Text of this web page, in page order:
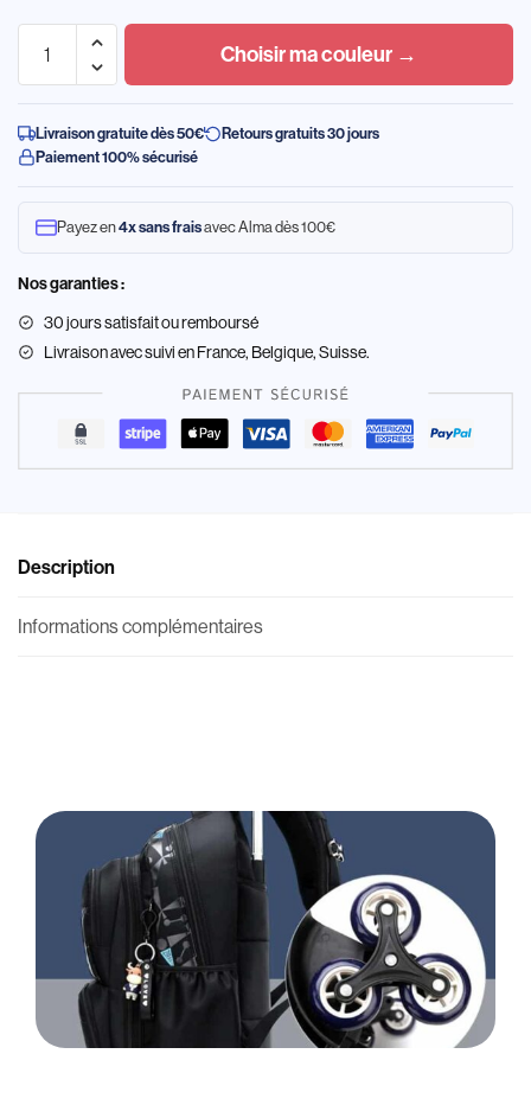
Choisir ma couleur →
Livraison gratuite dès 50€
Retours gratuits 30 jours
Paiement 100% sécurisé
Payez en4x sans fraisavec Alma dès 100€
Nos garanties :
30 jours satisfait ou remboursé
Livraisonavec suivi en France, Belgique, Suisse.
Description
Informations complémentaires